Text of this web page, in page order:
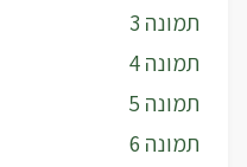
תמונה 3
תמונה 4
תמונה 5
תמונה 6